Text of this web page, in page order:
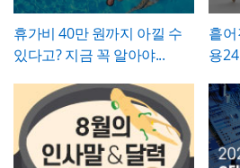
적인 검증을 거친 문서로서의 효력을
관리하시기 바랍니다.
요 시간 등 정량적 근거를 제시하면 개
요성이 훨씬 명확하게 전달됩니다. 개
는 문제점에서 언급한 리스크가 해소
향으로 구체적으로 서술하고, 기대효
능한 한 수치화(업무시간 단축 몇 시간,
도 개선 등)해 목표와의 인과관계가 드
록 작성하는 것이 좋습니다.
개, 브랜드의 캠페인 기획 발표, 마케팅
제안, 미디어 플래닝 보고 자료 등 실무
요한 내용을 효과적으로 정리할 수 있
광고 업체 등 다양한 분야에서 활용하
니다. 특히 임팩트 있고 트렌디한 톤으
에이티브한 인상을 남겨야 하는 실무
획자에게 추천하는 템플릿입니다.
* 해당 템플릿에 사용된 폰트는 [
Slim Max ] 입니다.
폰트가 없을 경우 기본 폰트로 보입니
* 폰트는 따로 제공되지 않으므로 다운
파워포인트 > 배경템플릿 > 비즈니스/
배경템플릿 12P
휴가비 40만 원까지 아낄 수
있다고? 지금 꼭 알아야...
흩
용